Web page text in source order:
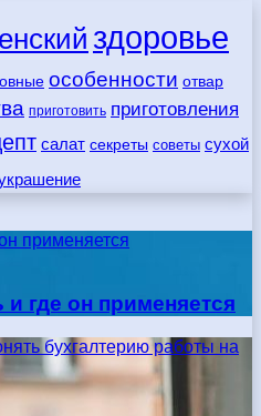
здоровье
особенности отвар
приготовить приготовления
салат секреты советы сухой
применяется
и где он применяется
бухгалтерию работы на